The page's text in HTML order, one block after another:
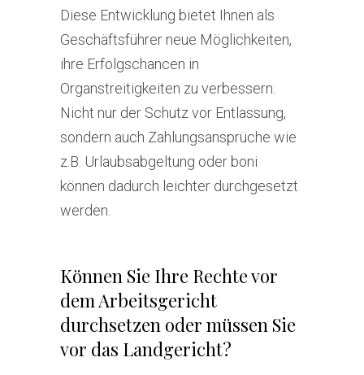
Diese Entwicklung bietet Ihnen als
Geschäftsführer neue Möglichkeiten,
ihre Erfolgschancen in
Organstreitigkeiten zu verbessern.
Nicht nur der Schutz vor Entlassung,
sondern auch Zahlungsansprüche wie
z.B. Urlaubsabgeltung oder boni
können dadurch leichter durchgesetzt
werden.
Können Sie Ihre Rechte vor
dem Arbeitsgericht
durchsetzen oder müssen Sie
vor das Landgericht?